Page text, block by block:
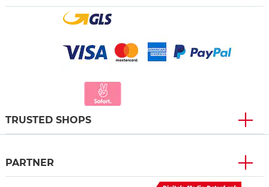
TRUSTED SHOPS
PARTNER